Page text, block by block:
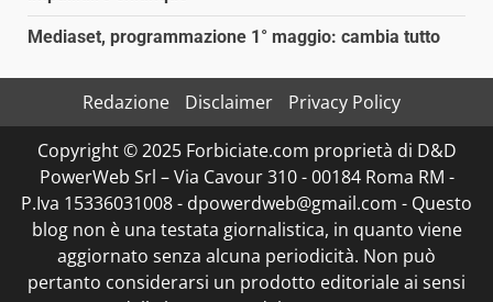
Mediaset, programmazione 1° maggio: cambia tutto
Redazione Disclaimer
Privacy Policy
Copyright © 2025 Forbiciate.com proprietà di D&D
PowerWeb Srl – Via Cavour 310 - 00184 Roma RM -
P.Iva 15336031008 - dpowerdweb@gmail.com - Questo
blog non è una testata giornalistica, in quanto viene
aggiornato senza alcuna periodicità. Non può
pertanto considerarsi un prodotto editoriale ai sensi